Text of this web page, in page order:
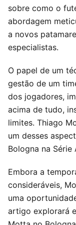
sobre como o
abordagem
a novos
especialistas.
O papel de um
gestão de um
dos jogadores,
acima de tudo,
limites. Thiago
um desses
Bologna na Série
Embora a
consideráveis,
uma
artigo explorará